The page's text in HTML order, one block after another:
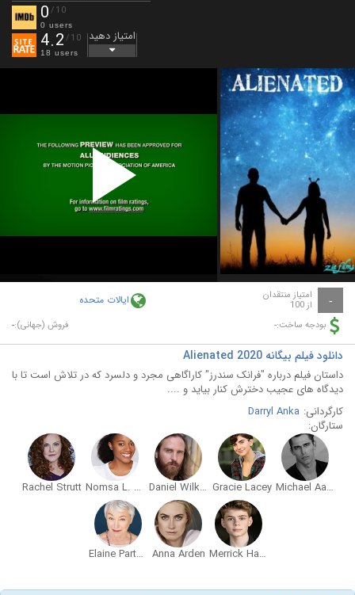
0 /10
0 users
4.2 /10
18 users
امتیاز دهید
Play
Video
- امتیاز منتقدان
از 100 ایالات متحده
بودجه ساخت:- فروش (جهانی):-
دانلود فیلم بیگانه Alienated 2020
داستان فیلم درباره "فرانک سندرز" کاراگاهی مجرد و دلسرد که در تلاش است تا با
دیدگاه های عجیب دخترش کنار بیاید و ....
کارگردانی: Darryl Anka
ستارگان:
Michael Aaron Carico
Gracie Lacey
Daniel Wilkinson
Nomsa L. Mlambo
Rachel Strutt
Merrick Hanna
Anna Arden
Elaine Partnow